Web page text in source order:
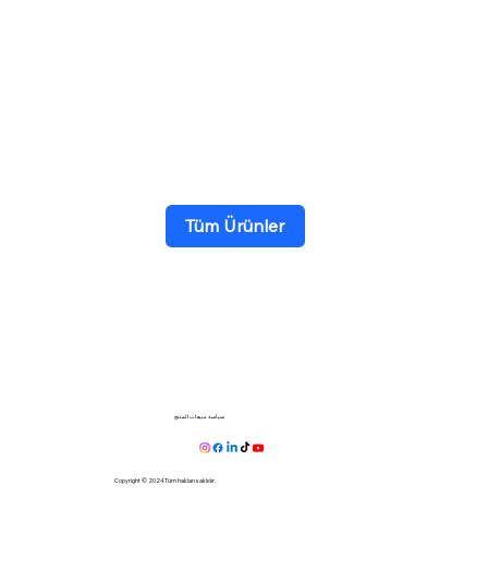
Tüm Ürünler
سياسة مبيعات المنتج
Copyright © 2024 Tüm hakları saklıdır.